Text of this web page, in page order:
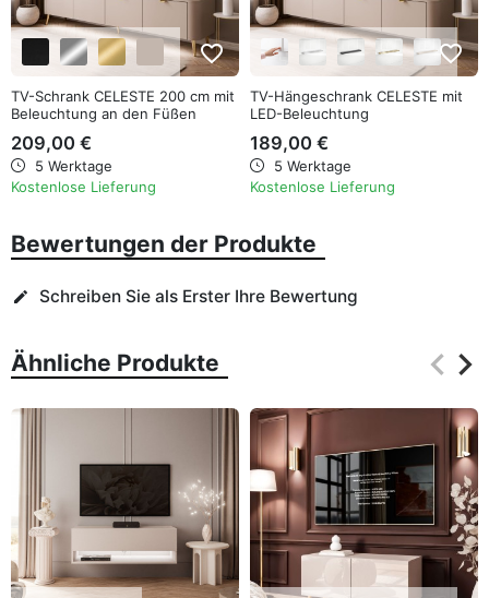
favorite_border
TV-Schrank CELESTE 200 cm mit
Beleuchtung an den Füßen
209,00 €
5 Werktage
Kostenlose Lieferung
favorite_border
TV-Hängeschrank CELESTE mit
LED-Beleuchtung
189,00 €
5 Werktage
Kostenlose Lieferung
Bewertungen der Produkte
edit Schreiben Sie als Erster Ihre Bewertung
Ähnliche Produkte keyboard_arrow_left
keyboard_arrow_right